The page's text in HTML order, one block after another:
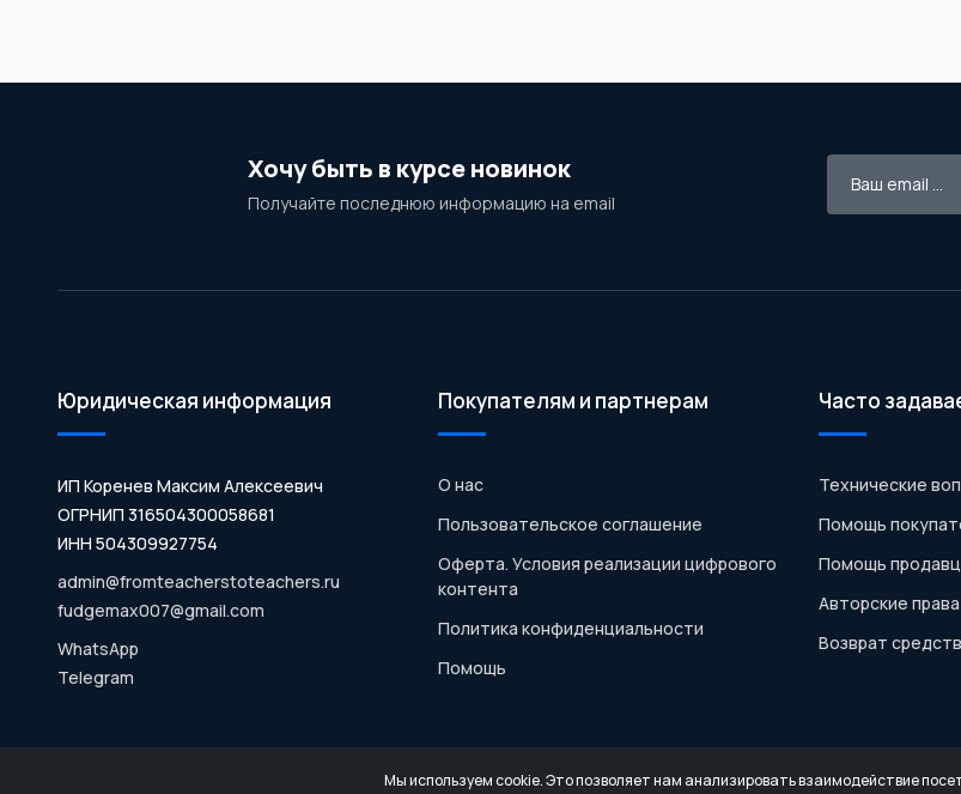
Хочу быть в курсе новинок
Получайте последнюю информацию на email
Юридическая информация
ИП Коренев Максим Алексеевич
ОГРНИП 316504300058681
ИНН 504309927754
admin@fromteacherstoteachers.ru
fudgemax007@gmail.com
WhatsApp
Telegram
Покупателям и партнерам
О нас
Пользовательское соглашение
Оферта. Условия реализации цифрового
контента
Политика конфиденциальности
Помощь
Часто
Технические
Помощь
Помощь
Авторские права
Возврат средств
Мы используем cookie. Это позволяет нам анализировать взаимодействие